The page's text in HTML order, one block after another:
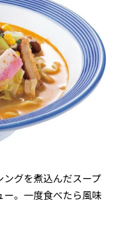
グを煮込んだスープ
ー。一度食べたら風味